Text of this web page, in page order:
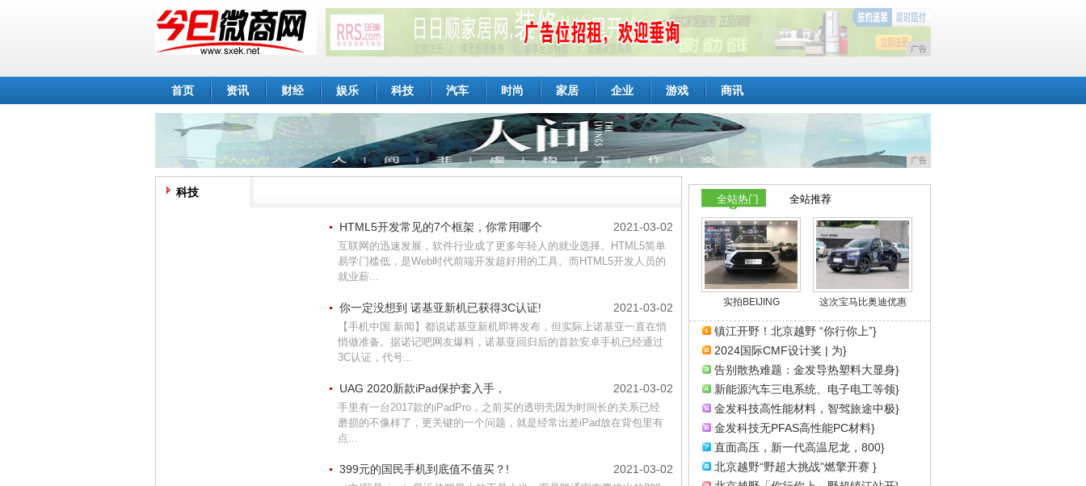
广告
首页 资讯 财经 娱乐 科技 汽车 时尚 家居 企业 游戏 商讯
广告
科技
2021-03-02
HTML5开发常见的7个框架，你常用哪个
互联网的迅速发展，软件行业成了更多年轻人的就业选择。HTML5简单
易学门槛低，是Web时代前端开发超好用的工具。而HTML5开发人员的
就业薪...
2021-03-02
你一定没想到 诺基亚新机已获得3C认证!
【手机中国 新闻】都说诺基亚新机即将发布，但实际上诺基亚一直在悄
悄做准备。据诺记吧网友爆料，诺基亚回归后的首款安卓手机已经通过
3C认证，代号...
2021-03-02
UAG 2020新款iPad保护套入手，
手里有一台2017款的iPadPro，之前买的透明壳因为时间长的关系已经
磨损的不像样了，更关键的一个问题，就是经常出差iPad放在背包里有
点...
2021-03-02
399元的国民手机到底值不值买？!
全站热门 全站推荐
实拍BEIJING 这次宝马比奥迪优惠
镇江开野！北京越野 “你行你上”}
2024国际CMF设计奖 | 为}
告别散热难题：金发导热塑料大显身}
新能源汽车三电系统、电子电工等领}
金发科技高性能材料，智驾旅途中极}
金发科技无PFAS高性能PC材料}
直面高压，新一代高温尼龙，800}
北京越野“野超大挑战”燃擎开赛 }